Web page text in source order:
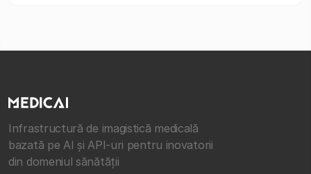
Infrastructură de imagistică medicală
bazată pe AI și API-uri pentru inovatorii
din domeniul sănătății